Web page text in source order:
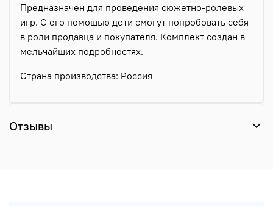
Предназначен для проведения сюжетно-ролевых
игр. С его помощью дети смогут попробовать себя
в роли продавца и покупателя. Комплект создан в
мельчайших подробностях.
Страна производства: Россия
Отзывы